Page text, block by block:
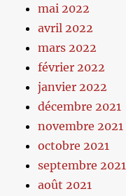
mai 2022
avril 2022
mars 2022
février 2022
janvier 2022
décembre 2021
novembre 2021
octobre 2021
septembre 2021
août 2021